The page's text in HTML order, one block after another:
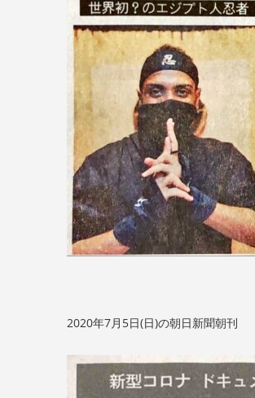
2020年7月5日(日)の朝日新聞朝刊